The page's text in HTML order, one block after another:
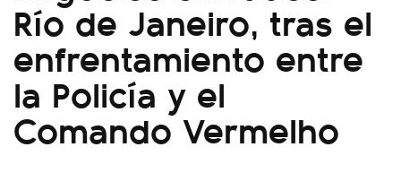
Río de Janeiro, tras el
enfrentamiento entre
la Policía y el
Comando Vermelho